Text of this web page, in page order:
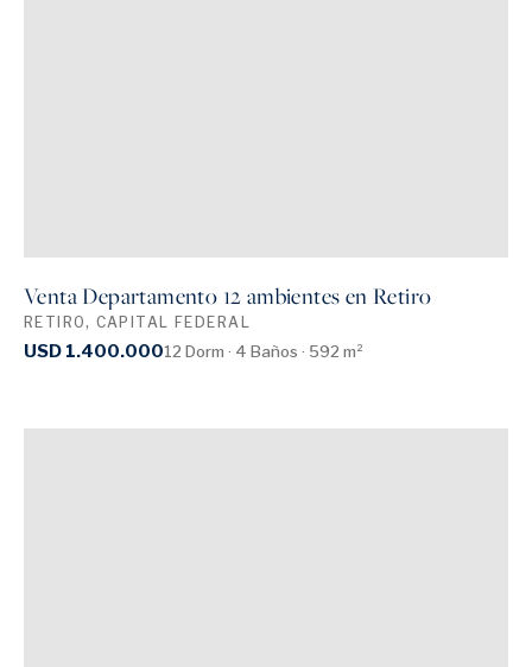
Venta Departamento 12 ambientes en Retiro
RETIRO, CAPITAL FEDERAL
USD 1.400.00012 Dorm · 4 Baños · 592 m²